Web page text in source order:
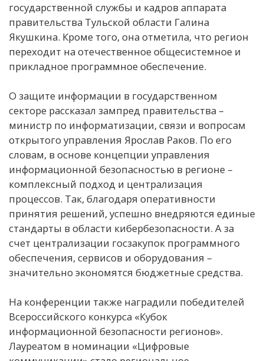
государственной службы и кадров аппарата
правительства Тульской области Галина
Якушкина. Кроме того, она отметила, что регион
переходит на отечественное общесистемное и
прикладное программное обеспечение.
О защите информации в государственном
секторе рассказал зампред правительства –
министр по информатизации, связи и вопросам
открытого управления Ярослав Раков. По его
словам, в основе концепции управления
информационной безопасностью в регионе –
комплексный подход и централизация
процессов. Так, благодаря оперативности
принятия решений, успешно внедряются единые
стандарты в области кибербезопасности. А за
счет централизации госзакупок программного
обеспечения, сервисов и оборудования –
значительно экономятся бюджетные средства.
На конференции также наградили победителей
Всероссийского конкурса «Кубок
информационной безопасности регионов».
Лауреатом в номинации «Цифровые